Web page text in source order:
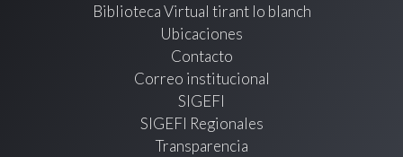
Biblioteca Virtual tirant lo blanch
Ubicaciones
Contacto
Correo institucional
SIGEFI
SIGEFI Regionales
Transparencia